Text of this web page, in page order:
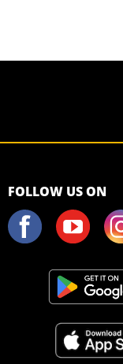
FOLLOW US ON